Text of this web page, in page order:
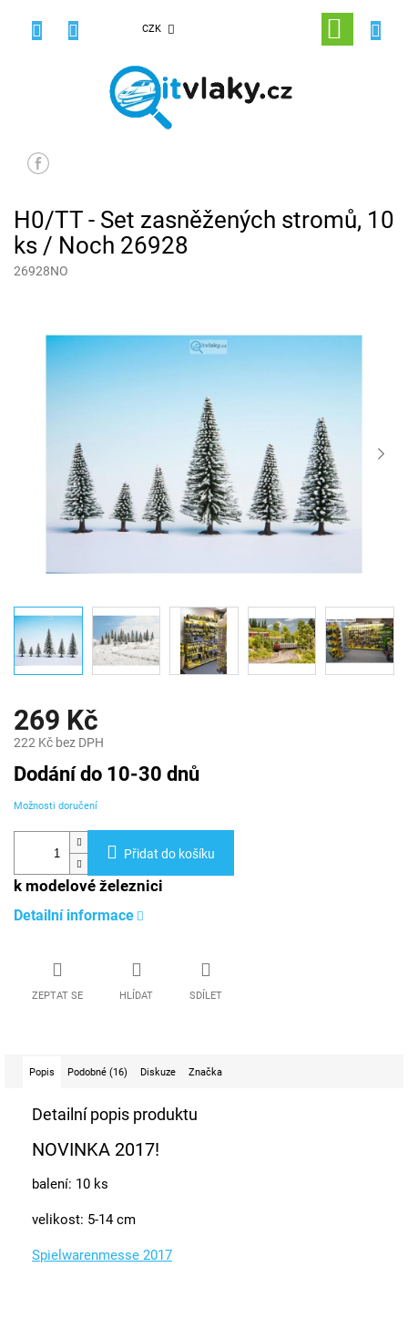
CZK
NÁKUPNÍ
KOŠÍK
H0/TT - Set zasněžených stromů, 10
ks / Noch 26928
26928NO
269 Kč
222 Kč bez DPH
Měrná
cena:
Dodání do 10-30 dnů
Možnosti doručení
Přidat do košíku
k modelové železnici
Detailní informace
ZEPTAT SE HLÍDAT SDÍLET
Popis Podobné (16) Diskuze Značka
Detailní popis produktu
NOVINKA 2017!
balení: 10 ks
velikost: 5-14 cm
Spielwarenmesse 2017